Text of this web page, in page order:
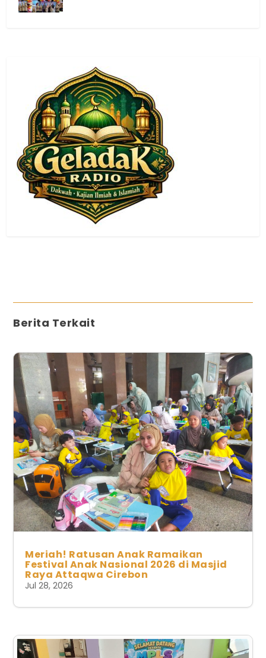
Berita Terkait
Meriah! Ratusan Anak Ramaikan
Festival Anak Nasional 2026 di Masjid
Raya Attaqwa Cirebon
Jul 28, 2026